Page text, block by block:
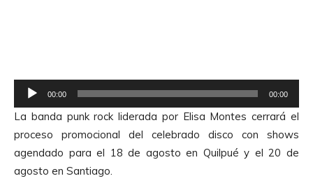
e
p
r
o
d
00:00 00:00
La banda punk rock liderada por Elisa Montes cerrará el
proceso promocional del celebrado disco con shows
agendado para el 18 de agosto en Quilpué y el 20 de
agosto en Santiago.